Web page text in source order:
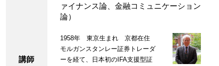
講師
ァイナンス論、金融コミュニケーション
論）
1958年 東京生まれ 京都在住
モルガンスタンレー証券トレーダ
ーを経て、日本初のIFA支援型証